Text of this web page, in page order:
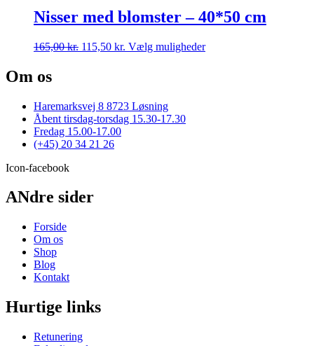
varesiden
flere
varianter.
kan
Nisser med blomster – 40*50 cm
165,00kr. Den
115,50 kr. Den
Vælg mulighederDette
Om os
Haremarksvej 8 8723 Løsning
Åbent tirsdag-torsdag 15.30-17.30
Fredag 15.00-17.00
(+45) 20 34 21 26
Icon-facebook
ANdre sider
Forside
Om os
Shop
Blog
Kontakt
Hurtige links
Retunering